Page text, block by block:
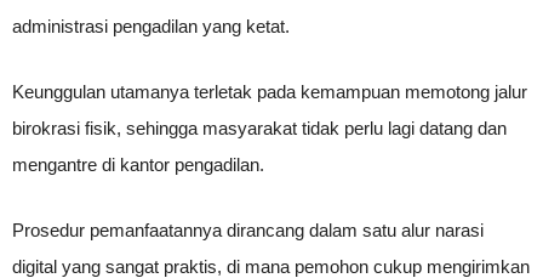
administrasi pengadilan yang ketat.
Keunggulan utamanya terletak pada kemampuan memotong jalur
birokrasi fisik, sehingga masyarakat tidak perlu lagi datang dan
mengantre di kantor pengadilan.
Prosedur pemanfaatannya dirancang dalam satu alur narasi
digital yang sangat praktis, di mana pemohon cukup mengirimkan